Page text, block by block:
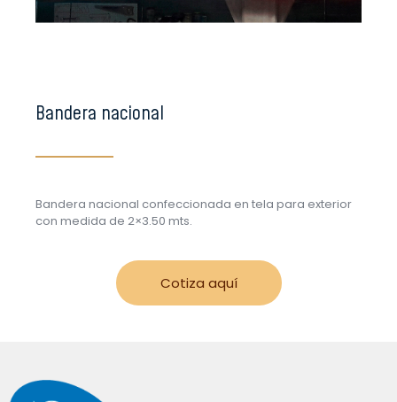
Bandera nacional
Bandera nacional confeccionada en tela para exterior
con medida de 2×3.50 mts.
Cotiza aquí